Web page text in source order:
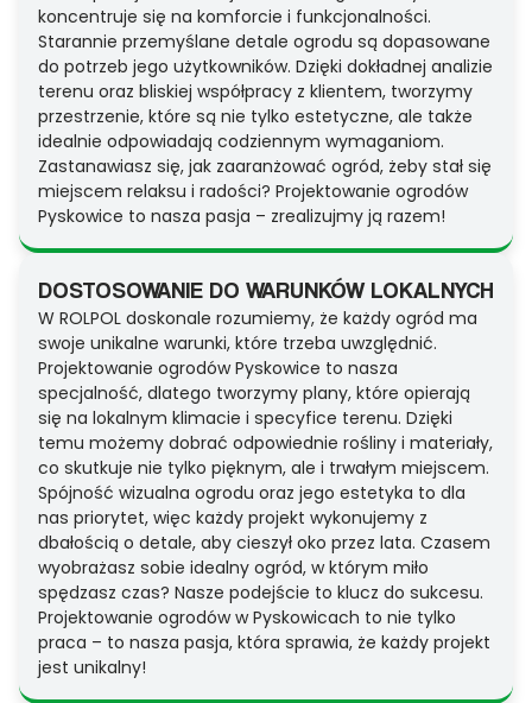
koncentruje się na komforcie i funkcjonalności.
Starannie przemyślane detale ogrodu są dopasowane
do potrzeb jego użytkowników. Dzięki dokładnej analizie
terenu oraz bliskiej współpracy z klientem, tworzymy
przestrzenie, które są nie tylko estetyczne, ale także
idealnie odpowiadają codziennym wymaganiom.
Zastanawiasz się, jak zaaranżować ogród, żeby stał się
miejscem relaksu i radości? Projektowanie ogrodów
Pyskowice to nasza pasja – zrealizujmy ją razem!
DOSTOSOWANIE DO WARUNKÓW LOKALNYCH
W ROLPOL doskonale rozumiemy, że każdy ogród ma
swoje unikalne warunki, które trzeba uwzględnić.
Projektowanie ogrodów Pyskowice to nasza
specjalność, dlatego tworzymy plany, które opierają
się na lokalnym klimacie i specyfice terenu. Dzięki
temu możemy dobrać odpowiednie rośliny i materiały,
co skutkuje nie tylko pięknym, ale i trwałym miejscem.
Spójność wizualna ogrodu oraz jego estetyka to dla
nas priorytet, więc każdy projekt wykonujemy z
dbałością o detale, aby cieszył oko przez lata. Czasem
wyobrażasz sobie idealny ogród, w którym miło
spędzasz czas? Nasze podejście to klucz do sukcesu.
Projektowanie ogrodów w Pyskowicach to nie tylko
praca – to nasza pasja, która sprawia, że każdy projekt
jest unikalny!